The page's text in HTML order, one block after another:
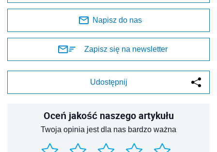
Napisz do nas
Zapisz się na newsletter
Udostępnij
Oceń jakość naszego artykułu
Twoja opinia jest dla nas bardzo ważna